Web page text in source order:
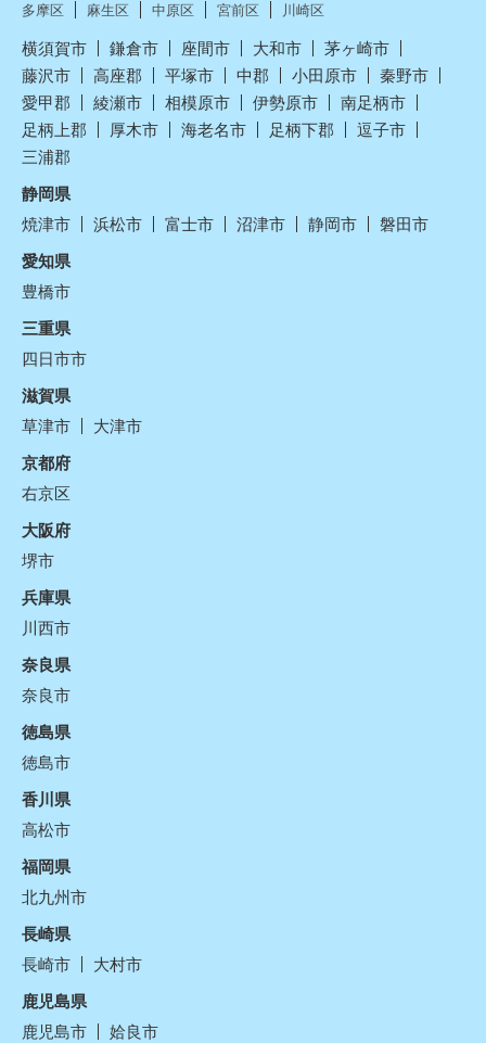
多摩区 麻生区 中原区 宮前区 川崎区
横須賀市 鎌倉市 座間市 大和市
茅ヶ崎市
藤沢市
高座郡 平塚市 中郡 小田原市
秦野市
愛甲郡
綾瀬市 相模原市 伊勢原市
南足柄市
足柄上郡
厚木市 海老名市 足柄下郡
逗子市
三浦郡
静岡県
焼津市
浜松市 富士市 沼津市 静岡市
磐田市
愛知県
豊橋市
三重県
四日市市
滋賀県
草津市
大津市
京都府
右京区
大阪府
堺市
兵庫県
川西市
奈良県
奈良市
徳島県
徳島市
香川県
高松市
福岡県
北九州市
長崎県
長崎市
大村市
鹿児島県
鹿児島市
姶良市